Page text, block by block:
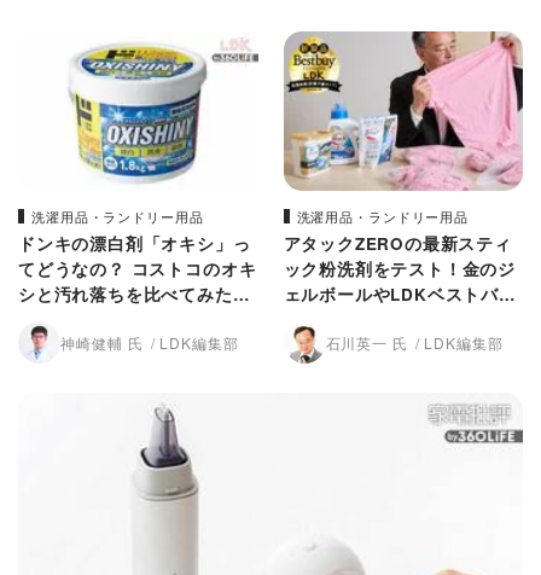
洗濯用品・ランドリー用品
ドンキの漂白剤「オキシ」っ
てどうなの？ コストコのオキ
シと汚れ落ちを比べてみた
【LDK】
神崎健輔 氏 LDK編集部
洗濯用品・ランドリー用品
アタックZEROの最新スティ
ック粉洗剤をテスト！金のジ
ェルボールやLDKベストバイ
石川英一 氏 LDK編集部